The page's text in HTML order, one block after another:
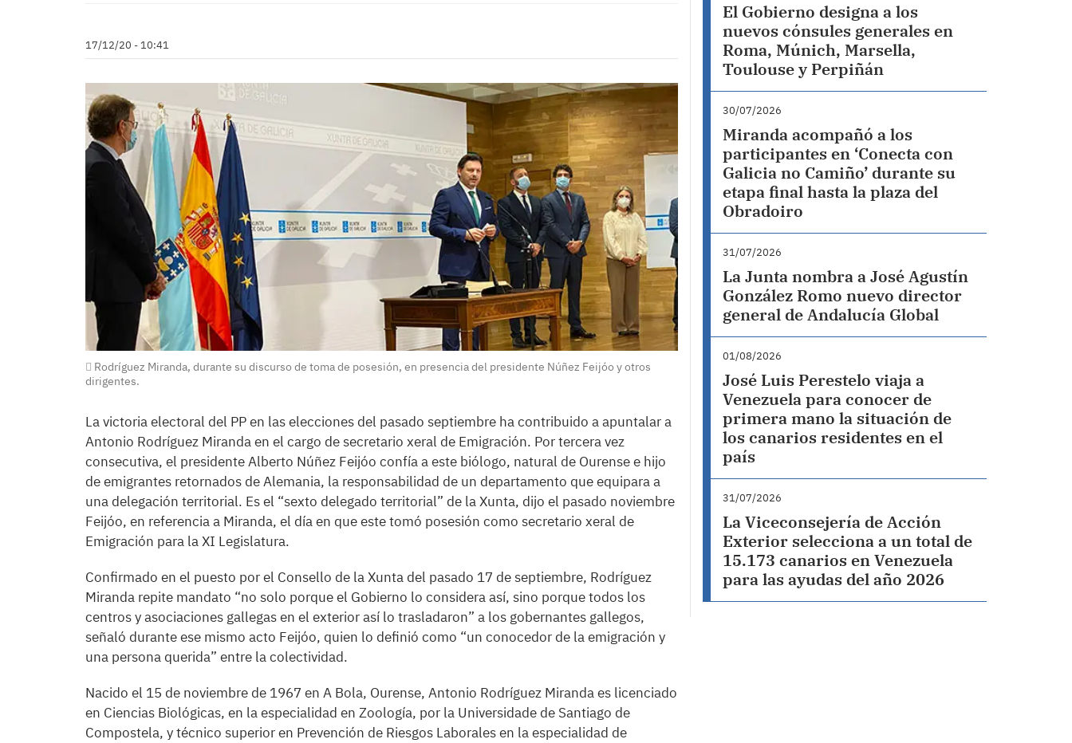
17/12/20 - 10:41
Rodríguez Miranda, durante su discurso de toma de posesión, en presencia del presidente Núñez Feijóo y otros
dirigentes.
La victoria electoral del PP en las elecciones del pasado septiembre ha contribuido a apuntalar a
Antonio Rodríguez Miranda en el cargo de secretario xeral de Emigración. Por tercera vez
consecutiva, el presidente Alberto Núñez Feijóo confía a este biólogo, natural de Ourense e hijo
de emigrantes retornados de Alemania, la responsabilidad de un departamento que equipara a
una delegación territorial. Es el “sexto delegado territorial” de la Xunta, dijo el pasado noviembre
Feijóo, en referencia a Miranda, el día en que este tomó posesión como secretario xeral de
Emigración para la XI Legislatura.
Confirmado en el puesto por el Consello de la Xunta del pasado 17 de septiembre, Rodríguez
Miranda repite mandato “no solo porque el Gobierno lo considera así, sino porque todos los
centros y asociaciones gallegas en el exterior así lo trasladaron” a los gobernantes gallegos,
señaló durante ese mismo acto Feijóo, quien lo definió como “un conocedor de la emigración y
una persona querida” entre la colectividad.
Nacido el 15 de noviembre de 1967 en A Bola, Ourense, Antonio Rodríguez Miranda es licenciado
en Ciencias Biológicas, en la especialidad en Zoología, por la Universidade de Santiago de
Compostela, y técnico superior en Prevención de Riesgos Laborales en la especialidad de
El Gobierno designa a los
nuevos cónsules generales en
Roma, Múnich, Marsella,
Toulouse y Perpiñán
30/07/2026
Miranda acompañó a los
participantes en ‘Conecta con
Galicia no Camiño’ durante su
etapa final hasta la plaza del
Obradoiro
31/07/2026
La Junta nombra a José Agustín
González Romo nuevo director
general de Andalucía Global
01/08/2026
José Luis Perestelo viaja a
Venezuela para conocer de
primera mano la situación de
los canarios residentes en el
país
31/07/2026
La Viceconsejería de Acción
Exterior selecciona a un total de
15.173 canarios en Venezuela
para las ayudas del año 2026